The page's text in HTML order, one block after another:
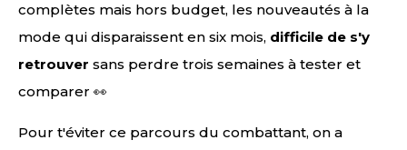
complètes mais hors budget, les nouveautés à la
mode qui disparaissent en six mois, difficile de s'y
retrouver sans perdre trois semaines à tester et
comparer 👀
Pour t'éviter ce parcours du combattant, on a